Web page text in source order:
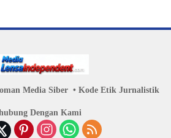
Media Siber Kode Etik Jurnalistik
Dengan Kami